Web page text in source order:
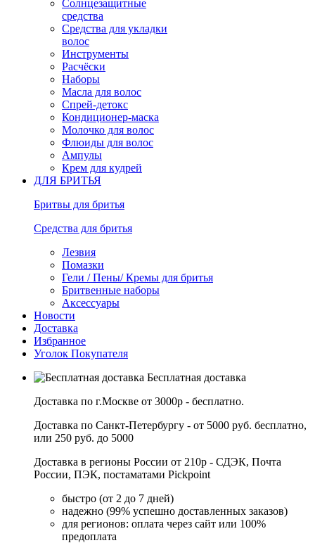
Солнцезащитные
средства
Средства для укладки
волос
Инструменты
Расчёски
Наборы
Масла для волос
Спрей-детокс
Кондиционер-маска
Молочко для волос
Флюиды для волос
Ампулы
Крем для кудрей
ДЛЯ БРИТЬЯ
Бритвы для бритья
Средства для бритья
Лезвия
Помазки
Гели / Пены/ Кремы для бритья
Бритвенные наборы
Аксессуары
Новости
Доставка
Избранное
Уголок Покупателя
Бесплатная доставка
Доставка по г.Москве от 3000р - бесплатно.
Доставка по Санкт-Петербургу - от 5000 руб. бесплатно,
или 250 руб. до 5000
Доставка в регионы России от 210р - СДЭК, Почта
России, ПЭК, постаматами Pickpoint
быстро (от 2 до 7 дней)
надежно (99% успешно доставленных заказов)
для регионов: оплата через сайт или 100%
предоплата